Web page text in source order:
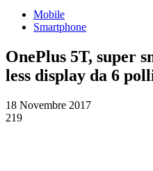
Mobile
Smartphone
OnePlus 5T, super
less display da 6
18 Novembre 2017
219